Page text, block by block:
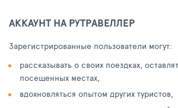
АККАУНТ НА РУТРАВЕЛЛЕР
Зарегистрированные пользователи могут:
рассказывать о своих поездках,
посещенных местах,
вдохновляться опытом других туристов,